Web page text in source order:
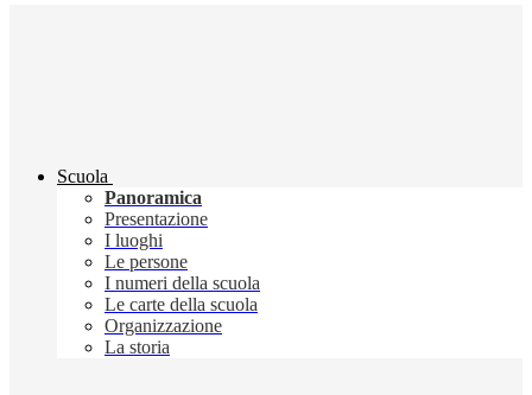
Scuola
Panoramica
Presentazione
I luoghi
Le persone
I numeri della scuola
Le carte della scuola
Organizzazione
La storia